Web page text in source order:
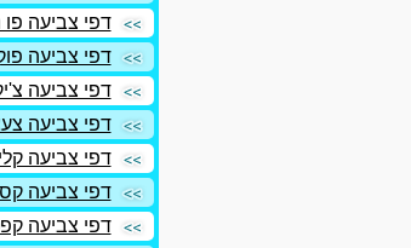
דפי צביעה פו
דפי צביעה
דפי צביעה
דפי צביעה
דפי צביעה
דפי צביעה
דפי צביעה